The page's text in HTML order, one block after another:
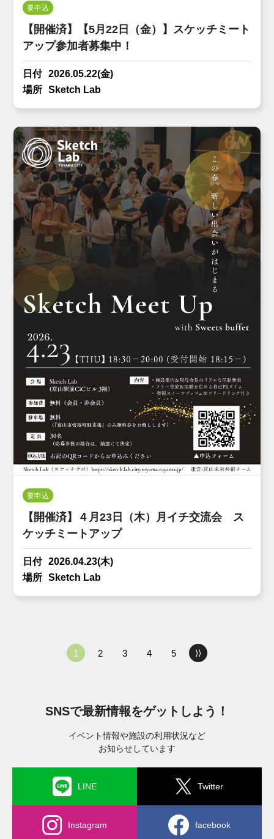
要申込
【開催済】【5月22日（金）】スケッチミート
アップ参加者募集中！
日付 2026.05.22(金)
場所
Sketch Lab
要申込
【開催済】４月23日（木）月イチ交流会 ス
ケッチミートアップ
日付 2026.04.23(木)
場所
Sketch Lab
1 2 3 4 5 ⟩⟩
SNSで最新情報をゲットしよう！
イベント情報や施設の利用状況など
お知らせしています
LINE Twitter
Instagram facebook